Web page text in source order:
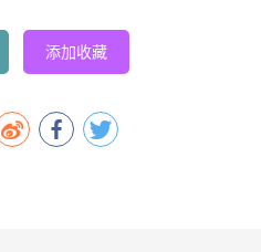
添加收藏